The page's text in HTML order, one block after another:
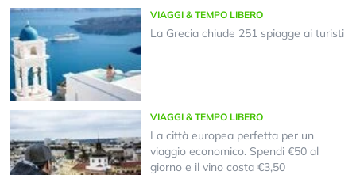
VIAGGI & TEMPO LIBERO
La Grecia chiude 251 spiagge ai turisti
VIAGGI & TEMPO LIBERO
La città europea perfetta per un
viaggio economico. Spendi €50 al
giorno e il vino costa €3,50